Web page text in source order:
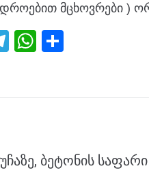
მცხოვრები )
T
m
W
p
pბეტონის საფარი